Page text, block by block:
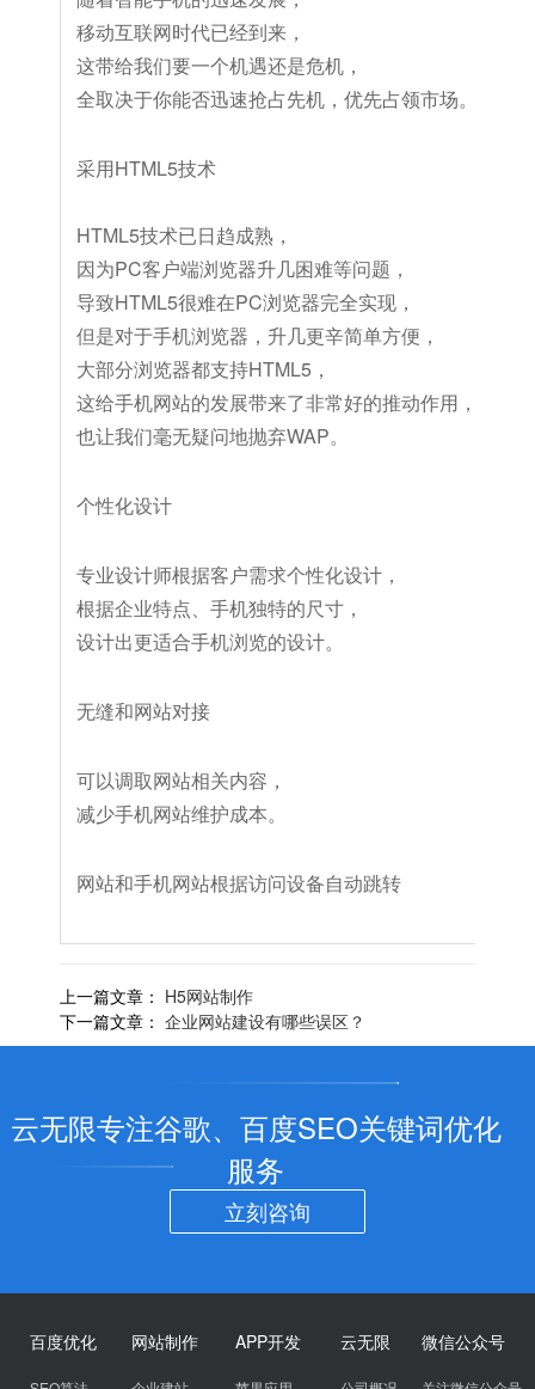
移动互联网时代已经到来，
这带给我们要一个机遇还是危机，
全取决于你能否迅速抢占先机，优先占领市场。
采用HTML5技术
HTML5技术已日趋成熟，
因为PC客户端浏览器升几困难等问题，
导致HTML5很难在PC浏览器完全实现，
但是对于手机浏览器，升几更辛简单方便，
大部分浏览器都支持HTML5，
这给手机网站的发展带来了非常好的推动作用，
也让我们毫无疑问地抛弃WAP。
个性化设计
专业设计师根据客户需求个性化设计，
根据企业特点、手机独特的尺寸，
设计出更适合手机浏览的设计。
无缝和网站对接
可以调取网站相关内容，
减少手机网站维护成本。
网站和手机网站根据访问设备自动跳转
上一篇文章： H5网站制作
下一篇文章： 企业网站建设有哪些误区？
云无限专注谷歌、百度SEO关键词优化
服务
立刻咨询
百度优化 网站制作 APP开发 云无限 微信公众号